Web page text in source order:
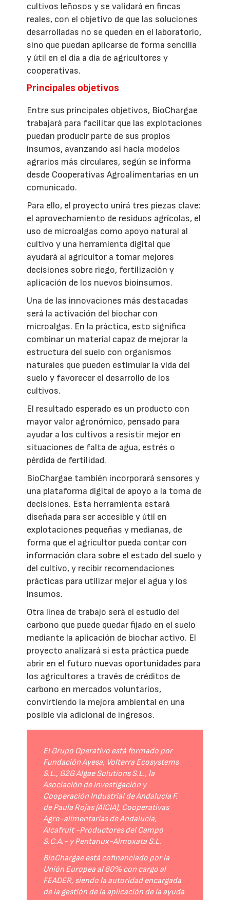
cultivos leñosos y se validará en fincas
reales, con el objetivo de que las soluciones
desarrolladas no se queden en el laboratorio,
sino que puedan aplicarse de forma sencilla
y útil en el día a día de agricultores y
cooperativas.
Principales objetivos
Entre sus principales objetivos, BioChargae
trabajará para facilitar que las explotaciones
puedan producir parte de sus propios
insumos, avanzando así hacia modelos
agrarios más circulares, según se informa
desde Cooperativas Agroalimentarias en un
comunicado.
Para ello, el proyecto unirá tres piezas clave:
el aprovechamiento de residuos agrícolas, el
uso de microalgas como apoyo natural al
cultivo y una herramienta digital que
ayudará al agricultor a tomar mejores
decisiones sobre riego, fertilización y
aplicación de los nuevos bioinsumos.
Una de las innovaciones más destacadas
será la activación del biochar con
microalgas. En la práctica, esto significa
combinar un material capaz de mejorar la
estructura del suelo con organismos
naturales que pueden estimular la vida del
suelo y favorecer el desarrollo de los
cultivos.
El resultado esperado es un producto con
mayor valor agronómico, pensado para
ayudar a los cultivos a resistir mejor en
situaciones de falta de agua, estrés o
pérdida de fertilidad.
BioChargae también incorporará sensores y
una plataforma digital de apoyo a la toma de
decisiones. Esta herramienta estará
diseñada para ser accesible y útil en
explotaciones pequeñas y medianas, de
forma que el agricultor pueda contar con
información clara sobre el estado del suelo y
del cultivo, y recibir recomendaciones
prácticas para utilizar mejor el agua y los
insumos.
Otra línea de trabajo será el estudio del
carbono que puede quedar fijado en el suelo
mediante la aplicación de biochar activo. El
proyecto analizará si esta práctica puede
abrir en el futuro nuevas oportunidades para
los agricultores a través de créditos de
carbono en mercados voluntarios,
convirtiendo la mejora ambiental en una
posible vía adicional de ingresos.
El Grupo Operativo está formado por
Fundación Ayesa, Volterra Ecosystems
S.L., G2G Algae Solutions S.L., la
Asociación de Investigación y
Cooperación Industrial de Andalucía F.
de Paula Rojas (AICIA), Cooperativas
Agro-alimentarias de Andalucía,
Alcafruit -Productores del Campo
S.C.A.- y Pentanux-Almoxata S.L.
BioChargae está cofinanciado por la
Unión Europea al 80% con cargo al
FEADER, siendo la autoridad encargada
de la gestión de la aplicación de la ayuda